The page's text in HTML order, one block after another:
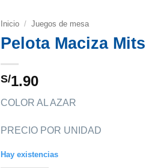
Inicio / Juegos de mesa
Pelota Maciza
S/1.90
COLOR AL AZAR
PRECIO POR UNIDAD
Hay existencias